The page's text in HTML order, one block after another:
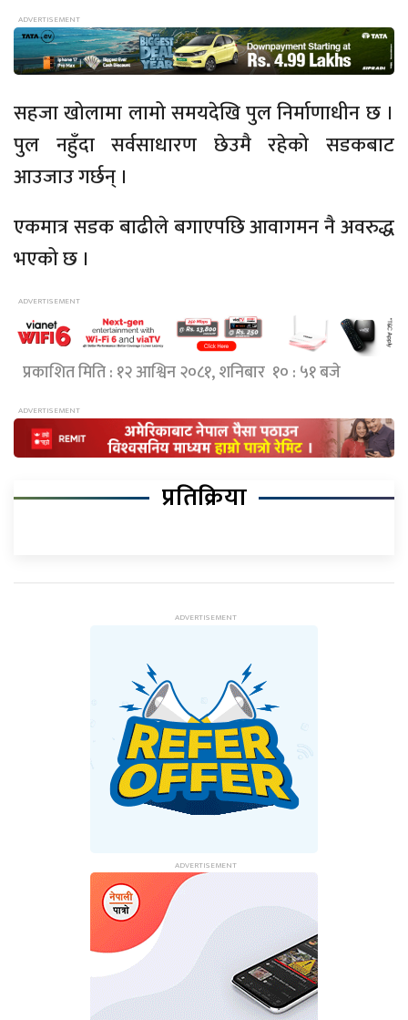
सहजा खोलामा लामो समयदेखि पुल निर्माणाधीन छ ।
पुल नहुँदा सर्वसाधारण छेउमै रहेको सडकबाट
आउजाउ गर्छन् ।
एकमात्र सडक बाढीले बगाएपछि आवागमन नै अवरुद्ध
भएको छ ।
प्रकाशित मिति : १२ आश्विन २०८१, शनिबार १० : ५१ बजे
प्रतिक्रिया